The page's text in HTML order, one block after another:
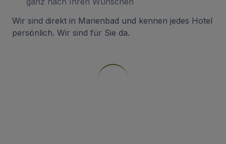
Wir sind direkt in Marienbad und kennen jedes Hotel
persönlich. Wir sind für Sie da.